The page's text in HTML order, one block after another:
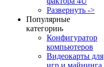
Развернуть ->
Популярные
категории
Конфигуратор
компьютеров
Видеокарты для
игр и майнинга